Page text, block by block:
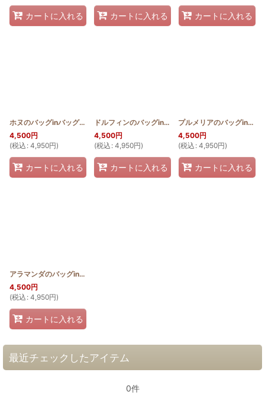
カートに入れる カートに入れる カートに入れる
ホヌのバッグinバッグ
[HQBIB_HONU]
4,500円
(税込 : 4,950円)
カートに入れる
ドルフィンのバッグinバッグ [HQBIB_DOL]
4,500円
(税込 : 4,950円)
カートに入れる
プルメリアのバッグinバッグ
4,500円
(税込 : 4,950円)
カートに入れる
アラマンダのバッグinバッグ
4,500円
(税込 : 4,950円)
カートに入れる
最近チェックしたアイテム
0件